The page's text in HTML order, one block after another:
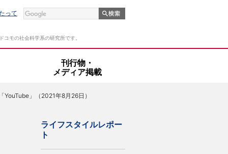
って
モの社会科学系の研究所です。
刊行物・
メディア掲載
」（2021年8月26日）
ライフスタイルレポー
ト